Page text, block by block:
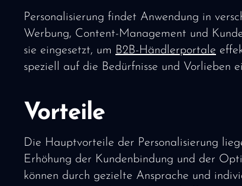
Personalisierung findet Anwendung in
Werbung, Content-Management und
sie eingesetzt, um B2B-Händlerportale
speziell auf die Bedürfnisse und Vorlieben
Vorteile
Die Hauptvorteile der Personalisierung
Erhöhung der Kundenbindung und der
können durch gezielte Ansprache und